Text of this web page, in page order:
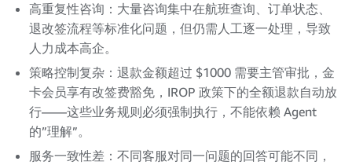
高重复性咨询：大量咨询集中在航班查询、订单状态、
退改签流程等标准化问题，但仍需人工逐一处理，导致
人力成本高企。
策略控制复杂：退款金额超过 $1000 需要主管审批，金
卡会员享有改签费豁免，IROP 政策下的全额退款自动放
行——这些业务规则必须强制执行，不能依赖 Agent
的”理解”。
服务一致性差：不同客服对同一问题的回答可能不同，